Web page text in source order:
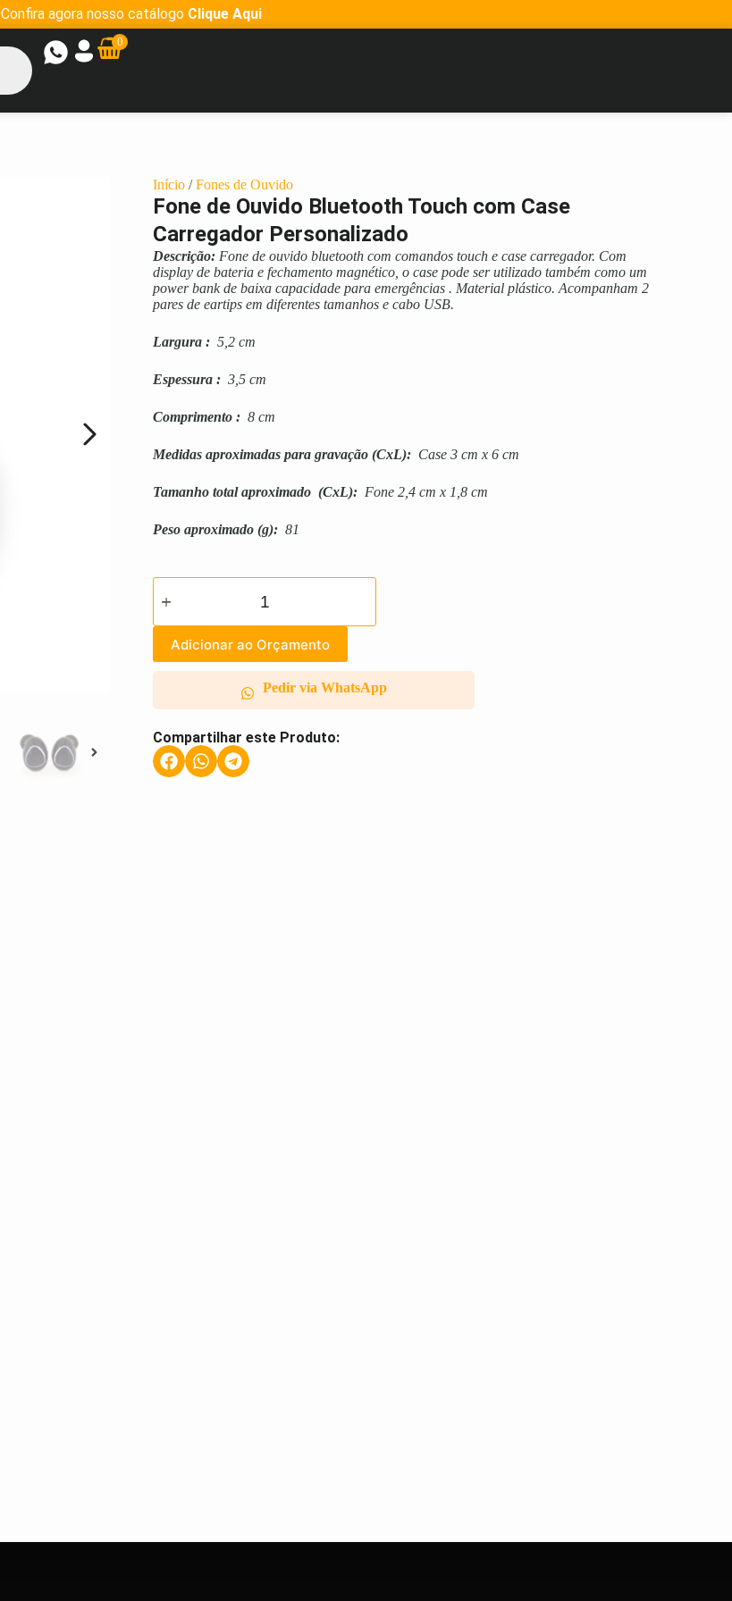
Confira agora nosso catálogo Clique Aqui
0
Início /Fones de Ouvido
Fone de Ouvido Bluetooth Touch com Case
Carregador Personalizado
Descrição: Fone de ouvido bluetooth com comandos touch e case carregador. Com
display de bateria e fechamento magnético, o case pode ser utilizado também como um
power bank de baixa capacidade para emergências . Material plástico. Acompanham 2
pares de eartips em diferentes tamanhos e cabo USB.
Largura : 5,2 cm
Espessura : 3,5 cm
Comprimento : 8 cm
Medidas aproximadas para gravação (CxL): Case 3 cm x 6 cm
Tamanho total aproximado (CxL): Fone 2,4 cm x 1,8 cm
Peso aproximado (g): 81
Adicionar ao Orçamento
Pedir via WhatsApp
Compartilhar este Produto: